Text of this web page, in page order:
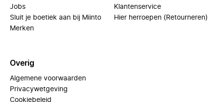
Jobs
Sluit je boetiek aan bij Miinto
Merken
Klantenservice
Hier herroepen (Retourneren)
Overig
Algemene voorwaarden
Privacywetgeving
Cookiebeleid